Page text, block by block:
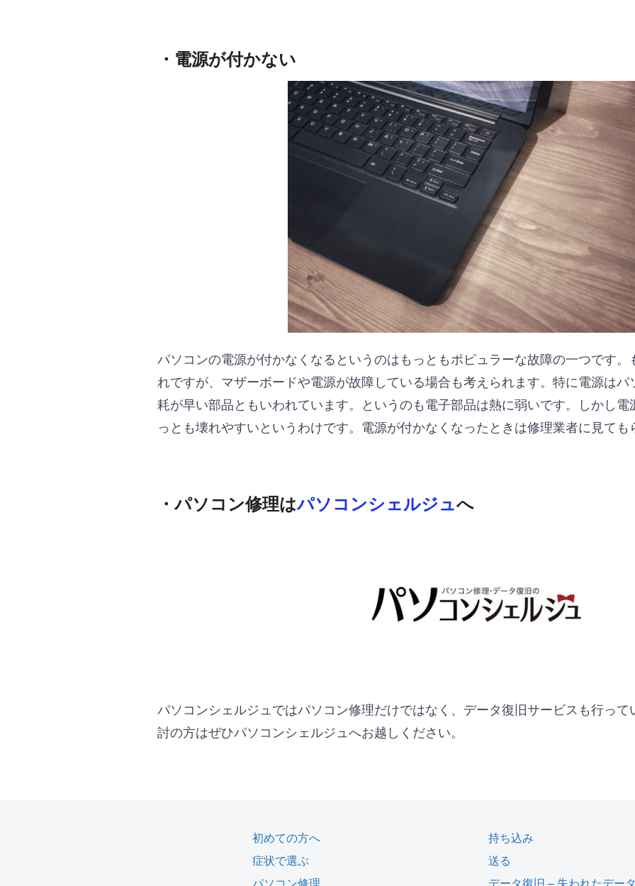
・電源が付かない
パソコンの電源が付かなくなるというのはもっともポピュラーな故障の一つです
れですが、マザーボードや電源が故障している場合も考えられます。特に電源は
耗が早い部品ともいわれています。というのも電子部品は熱に弱いです。しかし
っとも壊れやすいというわけです。電源が付かなくなったときは修理業者に見て
・パソコン修理はパソコンシェルジュへ
パソコンシェルジュではパソコン修理だけではなく、データ復旧サービスも行っ
討の方はぜひパソコンシェルジュへお越しください。
初めての方へ
症状で選ぶ
持ち込み
送る